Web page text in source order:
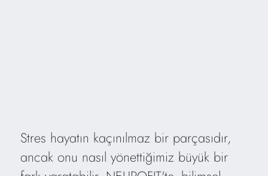
Stres hayatın kaçınılmaz bir parçasıdır,
ancak onu nasıl yönettiğimiz büyük bir